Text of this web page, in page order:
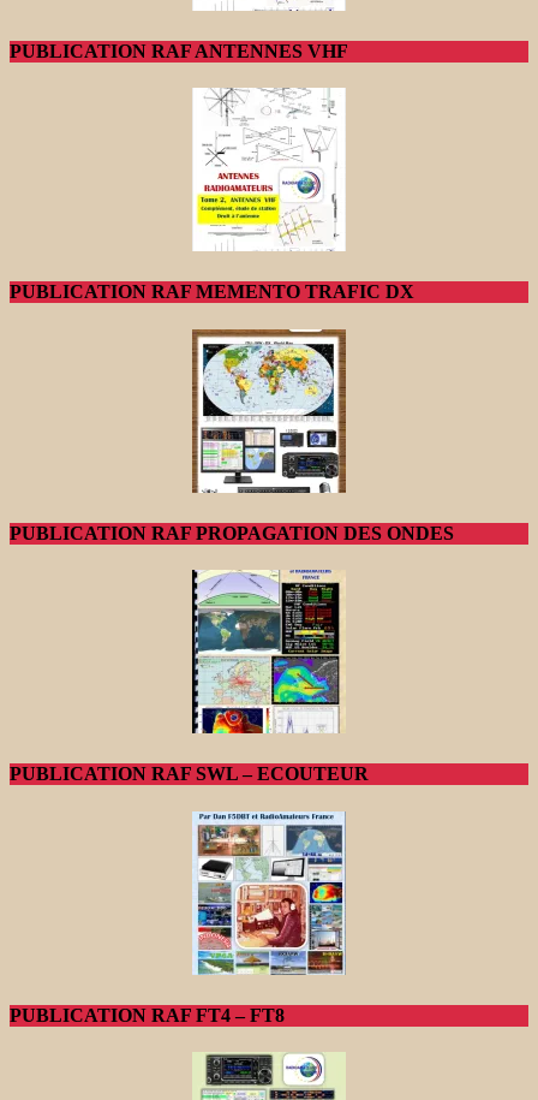
PUBLICATION RAF ANTENNES VHF
PUBLICATION RAF MEMENTO TRAFIC DX
PUBLICATION RAF PROPAGATION DES ONDES
PUBLICATION RAF SWL – ECOUTEUR
PUBLICATION RAF FT4 – FT8